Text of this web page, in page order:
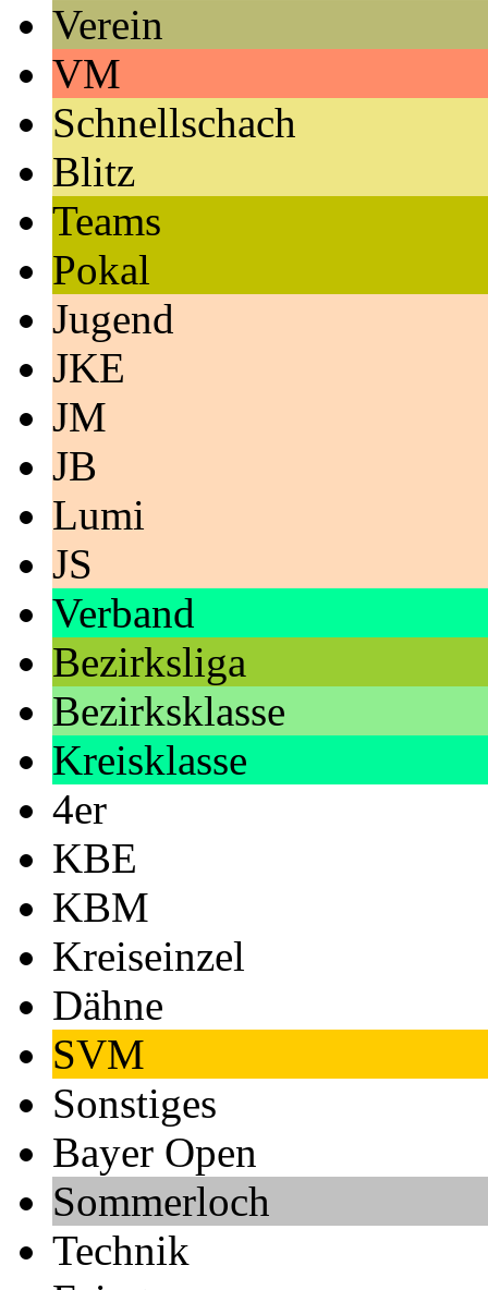
Verein
VM
Schnellschach
Blitz
Teams
Pokal
Jugend
JKE
JM
JB
Lumi
JS
Verband
Bezirksliga
Bezirksklasse
Kreisklasse
4er
KBE
KBM
Kreiseinzel
Dähne
SVM
Sonstiges
Bayer Open
Sommerloch
Technik